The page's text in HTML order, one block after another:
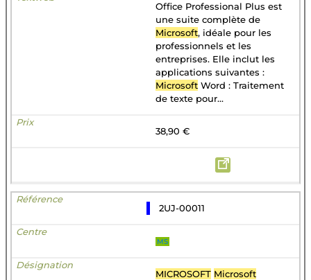
Office Professional Plus est
une suite complète de
Microsoft, idéale pour les
professionnels et les
entreprises. Elle inclut les
applications suivantes :
Microsoft Word : Traitement
de texte pour...
38,90 €
2UJ-00011
MS
MICROSOFT Microsoft